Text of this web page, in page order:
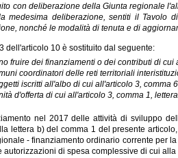
con deliberazione della Giunta regionale
medesima deliberazione, sentiti il Tavolo
nonché le modalità di tenuta e di
dell'articolo 10 è sostituito dal seguente:
fruire dei finanziamenti o dei contributi di cui
coordinatori delle reti territoriali
iscritti all'albo di cui all'articolo 3, comma
d'offerta di cui all'articolo 3, comma 1,
nel 2017 delle attività di sviluppo
lettera b) del comma 1 del presente
- finanziamento ordinario corrente per
autorizzazioni di spesa complessive di cui